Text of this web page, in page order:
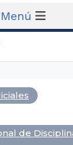
Menú
de